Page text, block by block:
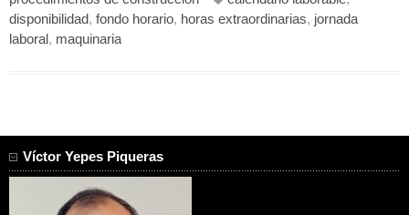
disponibilidad, fondo horario, horas extraordinarias, jornada
laboral, maquinaria
Víctor Yepes Piqueras